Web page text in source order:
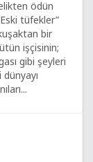
ödün
tüfekler”
bir
işçisinin;
gibi şeyleri